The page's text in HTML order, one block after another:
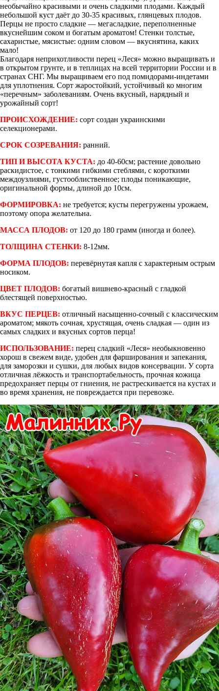
необычайно красивыми и очень сладкими плодами. Каждый
небольшой куст даёт до 30-35 красивых, глянцевых плодов.
Перцы не просто сладкие — мегасладкие, переполненные
вкуснейшим соком и богатым ароматом! Стенки толстые,
сахаристые, мясистые: одним словом — вкуснятина, каких
мало!
Благодаря неприхотливости перец «Леся» можно выращивать и
в открытом грунте, и в теплицах на всей территории России и в
странах СНГ. Мы выращиваем его под помидорами-индетами
для уплотнения. Сорт жаростойкий, устойчивый ко многим
«перечным» заболеваниям. Очень вкусный, нарядный и
урожайный сорт!
ПРОИСХОЖДЕНИЕ: сорт создан украинскими
селекционерами.
СРОК СОЗРЕВАНИЯ: ранний.
ТИП И ВЫСОТА КУСТА: до 40-60см; растение довольно
раскидистое, с тонкими гибкими стеблями, с короткими
междоузлиями, густооблиственное; плоды поникающие,
оригинальной формы, длиной до 10см.
ФОРМИРОВКА: не требуется; кусты перегружены урожаем,
поэтому опора желательна.
МАССА ПЛОДОВ: от 120 до 180 грамм (иногда и более).
ТОЛЩИНА СТЕНКИ: 8-12мм.
ФОРМА ПЛОДОВ: перевёрнутая капля с характерным острым
носиком.
ЦВЕТ ПЛОДОВ: богатый вишнево-красный с гладкой
блестящей поверхностью.
ВКУС ПЕРЦЕВ: отличный насыщенно-сочный с классическим
ароматом; мякоть сочная, хрустящая, очень сладкая — один из
самых сладких и вкусных сортов перца!
ИСПОЛЬЗОВАНИЕ: перец сладкий «Леся» необыкновенно
хорош в свежем виде, удобен для фарширования и запекания,
для заморозки и сушки, для любых видов консервации. У сорта
отличная лёжкость и транспортабельность, прочная кожица
предохраняет перцы от гниения, не растрескивается на кустах и
во время хранения, не повреждается при перевозке.